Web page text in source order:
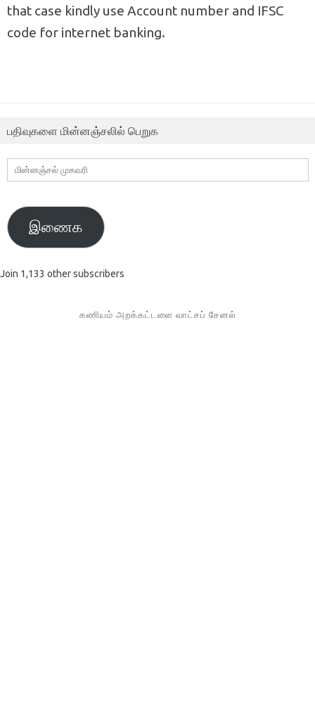
that case kindly use Account number and IFSC
code for internet banking.
பதிவுகளை மின்னஞ்சலில் பெறுக
மின்னஞ்சல்
முகவரி
இணைக
Join 1,133 other subscribers
கணியம் அறக்கட்டளை வாட்சப் சேனல்